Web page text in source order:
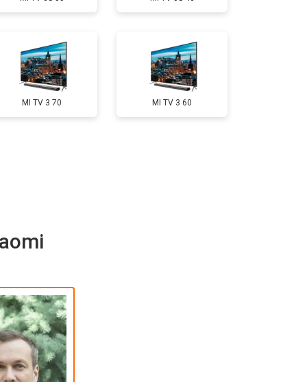
Заказать
3700 ₽ Заказать
5500 ₽
MI TV 3 70 MI TV 3 60